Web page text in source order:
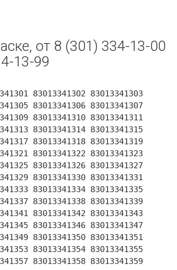
от 8 (301) 334-13-00
13-99
83013341302 83013341303
83013341306 83013341307
83013341310 83013341311
83013341314 83013341315
83013341318 83013341319
83013341322 83013341323
83013341326 83013341327
83013341330 83013341331
83013341334 83013341335
83013341338 83013341339
83013341342 83013341343
83013341346 83013341347
83013341350 83013341351
83013341354 83013341355
83013341358 83013341359